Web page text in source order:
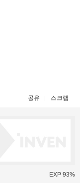
공유 스크랩
EXP 93%